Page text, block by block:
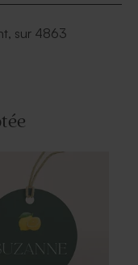
sur 4863